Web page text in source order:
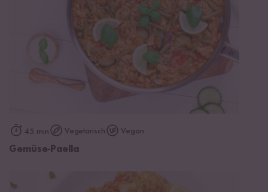
45 min Vegetarisch Vegan
Gemüse-Paella